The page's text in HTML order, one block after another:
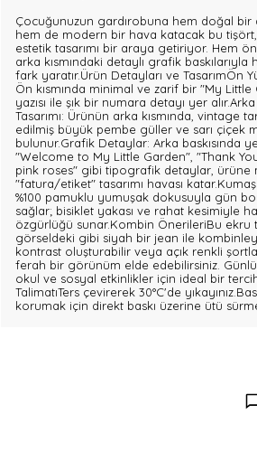
Çocuğunuzun gardırobuna hem doğal bir
hem de modern bir hava katacak bu
estetik tasarımı bir araya getiriyor. Hem
arka kısmındaki detaylı grafik baskılarıyla
fark yaratır.Ürün Detayları ve TasarımÖn
Ön kısmında minimal ve zarif bir "My Little
yazısı ile şık bir numara detayı yer
Tasarımı: Ürünün arka kısmında, vintage
edilmiş büyük pembe güller ve sarı çiçek
bulunur.Grafik Detaylar: Arka baskısında
"Welcome to My Little Garden", "Thank
pink roses" gibi tipografik detaylar, ürüne
"fatura/etiket" tasarımı havası
%100 pamuklu yumuşak dokusuyla gün
sağlar; bisiklet yakası ve rahat kesimiyle
özgürlüğü sunar.Kombin ÖnerileriBu ekru
görseldeki gibi siyah bir jean ile
kontrast oluşturabilir veya açık renkli
ferah bir görünüm elde edebilirsiniz.
okul ve sosyal etkinlikler için ideal bir
TalimatıTers çevirerek 30°C'de
korumak için direkt baskı üzerine ütü